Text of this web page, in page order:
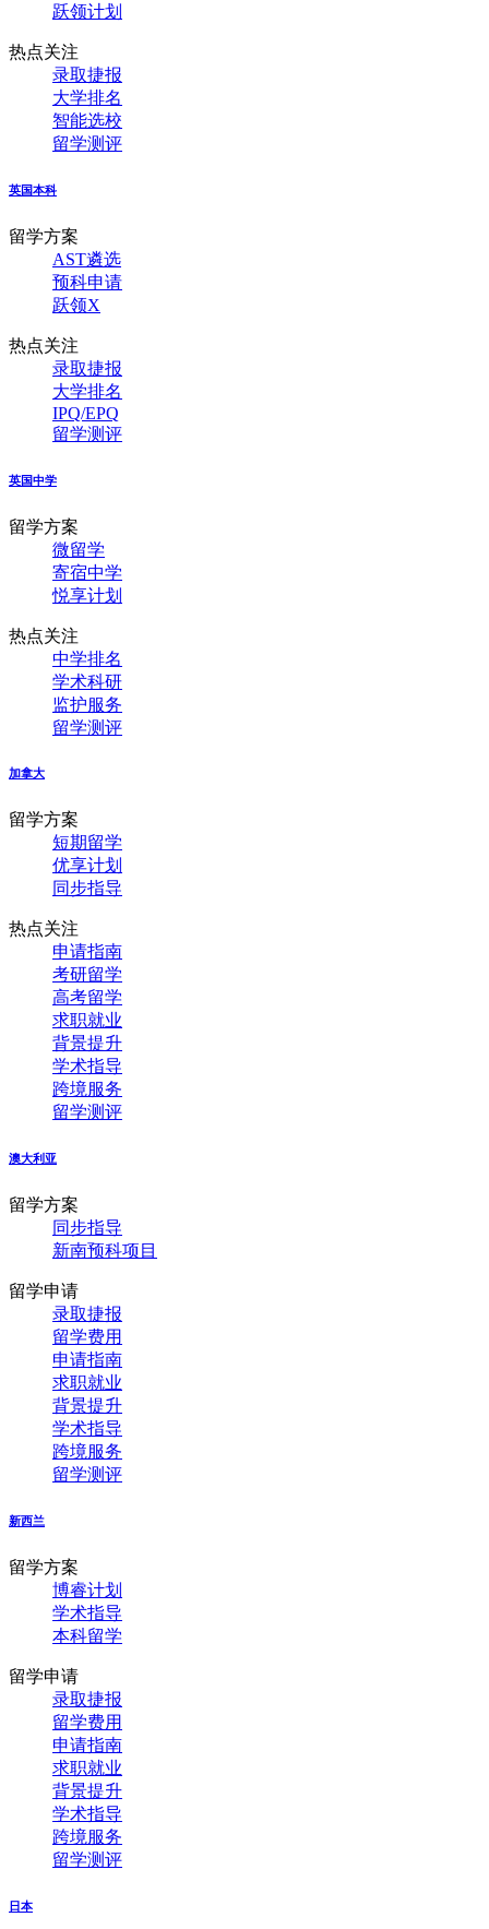
跃领计划
热点关注
录取捷报
大学排名
智能选校
留学测评
英国本科
留学方案
AST遴选
预科申请
跃领X
热点关注
录取捷报
大学排名
IPQ/EPQ
留学测评
英国中学
留学方案
微留学
寄宿中学
悦享计划
热点关注
中学排名
学术科研
监护服务
留学测评
加拿大
留学方案
短期留学
优享计划
同步指导
热点关注
申请指南
考研留学
高考留学
求职就业
背景提升
学术指导
跨境服务
留学测评
澳大利亚
留学方案
同步指导
新南预科项目
留学申请
录取捷报
留学费用
申请指南
求职就业
背景提升
学术指导
跨境服务
留学测评
新西兰
留学方案
博睿计划
学术指导
本科留学
留学申请
录取捷报
留学费用
申请指南
求职就业
背景提升
学术指导
跨境服务
留学测评
日本